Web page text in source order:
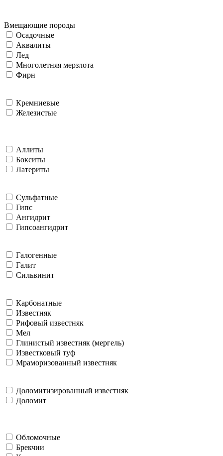
Вмещающие породы
Осадочные
Аквалиты
Лед
Многолетняя мерзлота
Фирн
Кремниевые
Железистые
Аллиты
Бокситы
Латериты
Сульфатные
Гипс
Ангидрит
Гипсоангидрит
Галогенные
Галит
Сильвинит
Карбонатные
Известняк
Рифовый известняк
Мел
Глинистый известняк (мергель)
Известковый туф
Мраморизованный известняк
Доломитизированный известняк
Доломит
Обломочные
Брекчии